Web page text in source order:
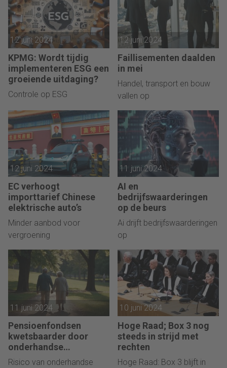
12 juni 2024
KPMG: Wordt tijdig
implementeren ESG een
groeiende uitdaging?
Controle op ESG
12 juni 2024
Faillisementen daalden
in mei
Handel, transport en bouw
vallen op
12 juni 2024
EC verhoogt
importtarief Chinese
elektrische auto’s
Minder aanbod voor
vergroening
11 juni 2024
AI en
bedrijfswaarderingen
op de beurs
Ai drijft bedrijfswaarderingen
op
11 juni 2024
Pensioenfondsen
kwetsbaarder door
onderhandse
investeringen
Risico van onderhandse
10 juni 2024
Hoge Raad; Box 3 nog
steeds in strijd met
rechten
Hoge Raad: Box 3 blijft in